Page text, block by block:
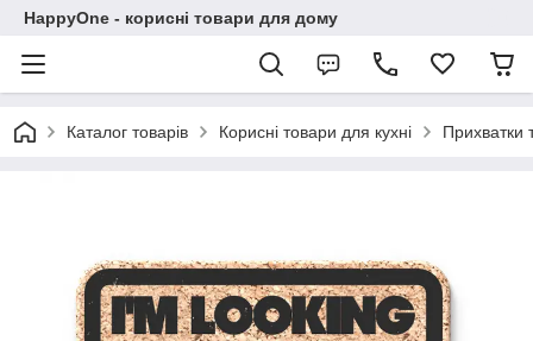
HappyOne - корисні товари для дому
Каталог товарів Корисні товари для кухні Прихватки